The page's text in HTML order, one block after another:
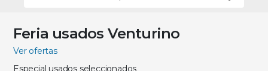
Feria usados Venturino
Ver ofertas
Especial usados seleccionados